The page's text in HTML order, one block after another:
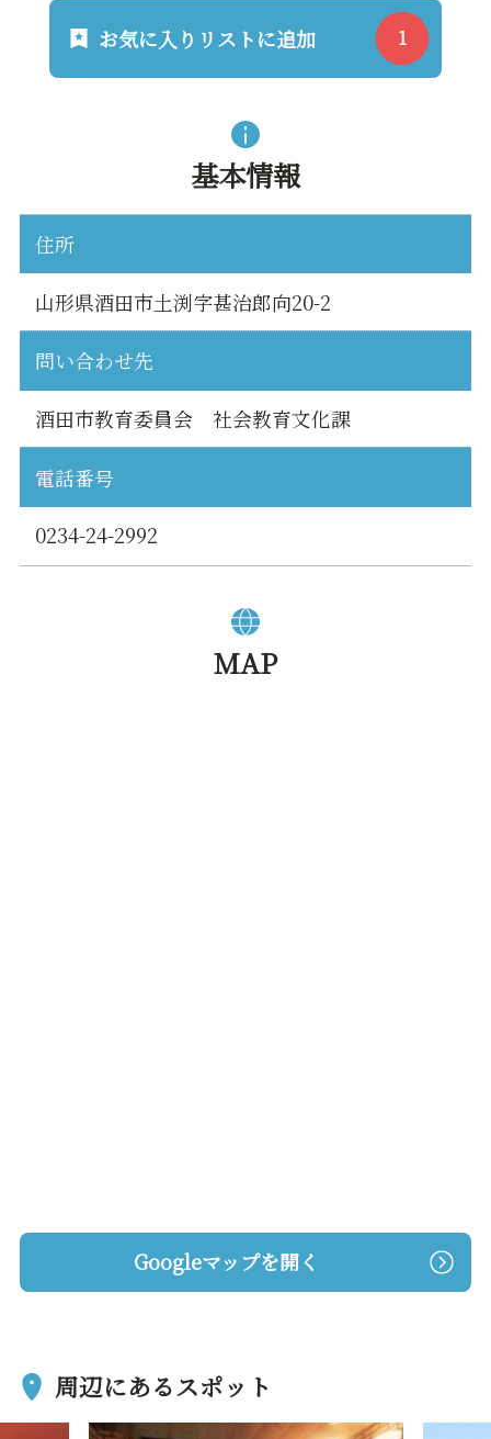
お気に入りリストに追加
基本情報
住所
山形県酒田市土渕字甚治郎向20-2
問い合わせ先
酒田市教育委員会 社会教育文化課
電話番号
0234-24-2992
MAP
Googleマップを開く
周辺にあるスポット